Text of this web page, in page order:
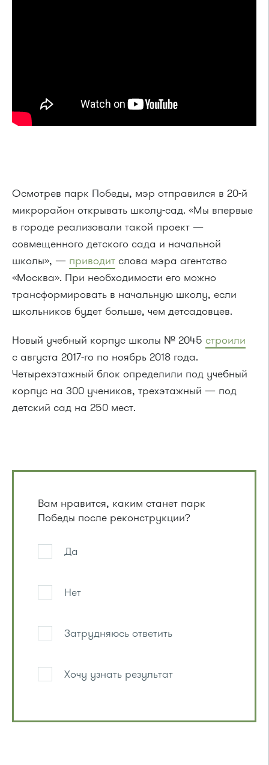
Осмотрев парк Победы, мэр отправился в 20-й
микрорайон открывать школу-сад. «Мы впервые
в городе реализовали такой проект —
совмещенного детского сада и начальной
школы», — приводит слова мэра агентство
«Москва». При необходимости его можно
трансформировать в начальную школу, если
школьников будет больше, чем детсадовцев.
Новый учебный корпус школы № 2045 строили
с августа 2017-го по ноябрь 2018 года.
Четырехэтажный блок определили под учебный
корпус на 300 учеников, трехэтажный — под
детский сад на 250 мест.
Вам нравится, каким станет парк
Победы после реконструкции?
Да
Нет
Затрудняюсь ответить
Хочу узнать результат